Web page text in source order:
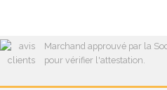
Marchand approuvé par la
pour vérifier l'attestation.